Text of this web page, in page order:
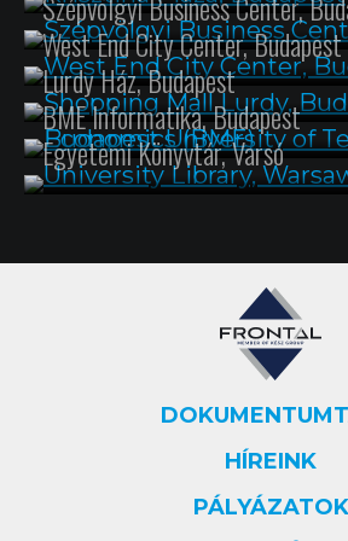
Szépvölgyi Business Center,
West End City Center, Budapest
Lurdy Ház, Budapest
BME Informatika, Budapest
Egyetemi Könyvtár, Varsó
HÍREINK
PÁLYÁZATOK